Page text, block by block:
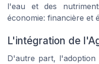
l'eau et des
économie: financière et
L'intégration de
D'autre part, l'adoption